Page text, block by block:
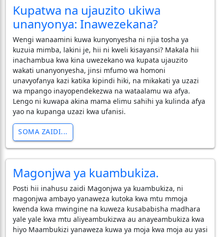
Kupatwa na ujauzito ukiwa
unanyonya: Inawezekana?
Wengi wanaamini kuwa kunyonyesha ni njia tosha ya
kuzuia mimba, lakini je, hii ni kweli kisayansi? Makala hii
inachambua kwa kina uwezekano wa kupata ujauzito
wakati unanyonyesha, jinsi mfumo wa homoni
unavyofanya kazi katika kipindi hiki, na mikakati ya uzazi
wa mpango inayopendekezwa na wataalamu wa afya.
Lengo ni kuwapa akina mama elimu sahihi ya kulinda afya
yao na kupanga uzazi kwa ufanisi.
SOMA ZAIDI...
Magonjwa ya kuambukiza.
Posti hii inahusu zaidi Magonjwa ya kuambukiza, ni
magonjwa ambayo yanaweza kutoka kwa mtu mmoja
kwenda kwa mwingine na kuweza kusababisha madhara
yale yale kwa mtu aliyeambukizwa au anayeambukiza kwa
hiyo Maambukizi yanaweza kuwa ya moja kwa moja au yasi